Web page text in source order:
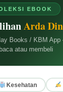
EBOOK
Arda
Books / KBM
atau membeli
Kesehatan